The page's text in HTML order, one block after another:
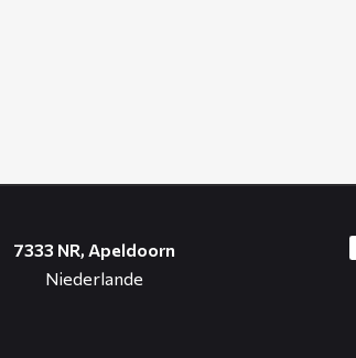
7333 NR, Apeldoorn
Niederlande